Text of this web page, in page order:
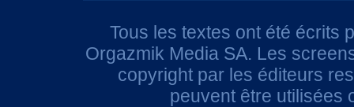
Tous les textes ont été écrits
Orgazmik Media SA. Les
copyright par les éditeurs
peuvent être utilisées